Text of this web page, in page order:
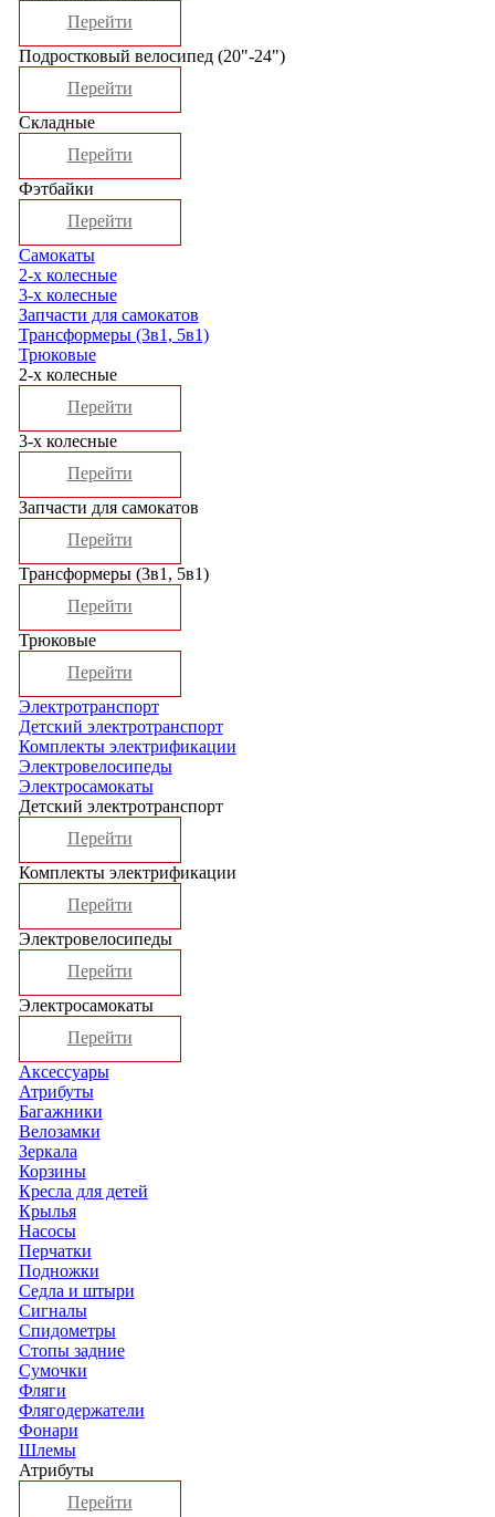
Перейти
Подростковый велосипед (20"-24")
Перейти
Складные
Перейти
Фэтбайки
Перейти
Самокаты
2-х колесные
3-х колесные
Запчасти для самокатов
Трансформеры (3в1, 5в1)
Трюковые
2-х колесные
Перейти
3-х колесные
Перейти
Запчасти для самокатов
Перейти
Трансформеры (3в1, 5в1)
Перейти
Трюковые
Перейти
Электротранспорт
Детский электротранспорт
Комплекты электрификации
Электровелосипеды
Электросамокаты
Детский электротранспорт
Перейти
Комплекты электрификации
Перейти
Электровелосипеды
Перейти
Электросамокаты
Перейти
Аксессуары
Атрибуты
Багажники
Велозамки
Зеркала
Корзины
Кресла для детей
Крылья
Насосы
Перчатки
Подножки
Седла и штыри
Сигналы
Спидометры
Стопы задние
Сумочки
Фляги
Флягодержатели
Фонари
Шлемы
Атрибуты
Перейти